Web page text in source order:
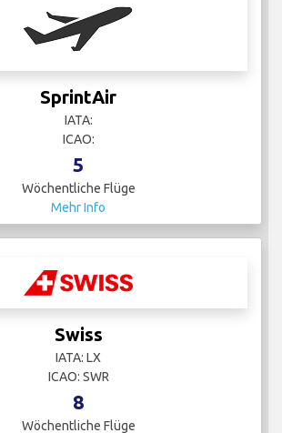
SprintAir
IATA:
ICAO:
5
Wöchentliche Flüge
Mehr Info
Swiss
IATA: LX
ICAO: SWR
8
Wöchentliche Flüge